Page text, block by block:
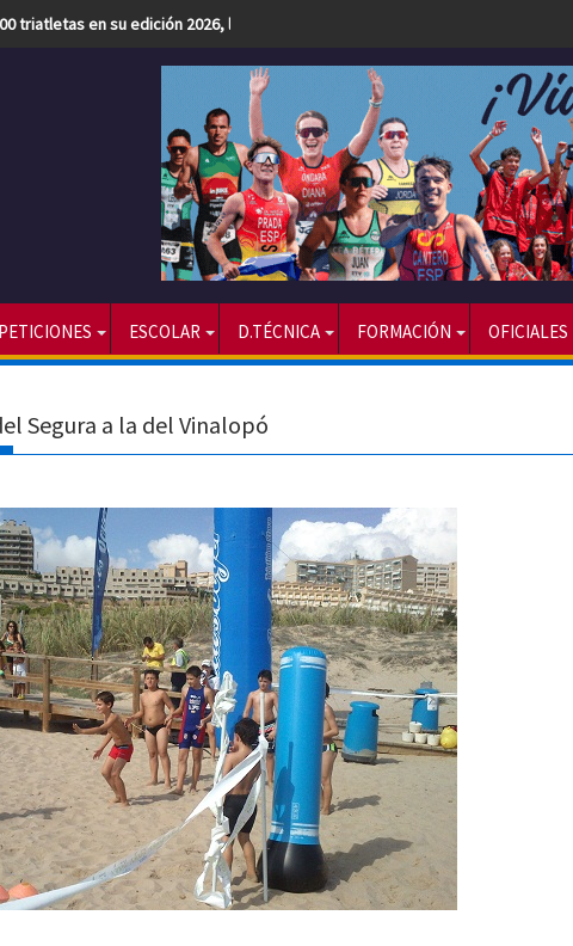
triatletas en su edición 2026, la más numerosa hasta la fecha
ESCOLAR D.TÉCNICA FORMACIÓN OFICIALES
Segura a la del Vinalopó